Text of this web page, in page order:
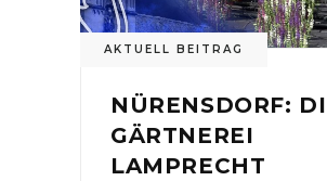
AKTUELL BEITRAG
NÜRENSDORF:
GÄRTNEREI
LAMPRECHT